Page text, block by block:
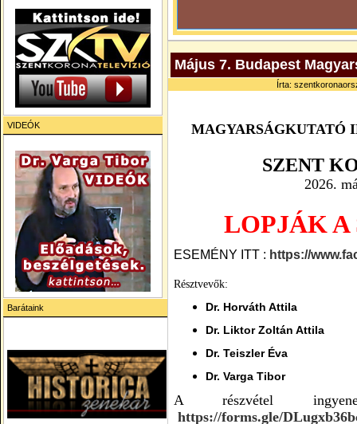
VIDEÓK
Barátaink
Május 7. Budapest
Írta:
MAGYARSÁGKUTATÓ
SZENT
2026.
LOPJÁK A
ESEMÉNY ITT : https://
Résztvevők:
Dr. Horváth Attila
Dr. Liktor Zoltán Attila
Dr. Teiszler Éva
Dr. Varga Tibor
A részvétel
https://forms.gle/